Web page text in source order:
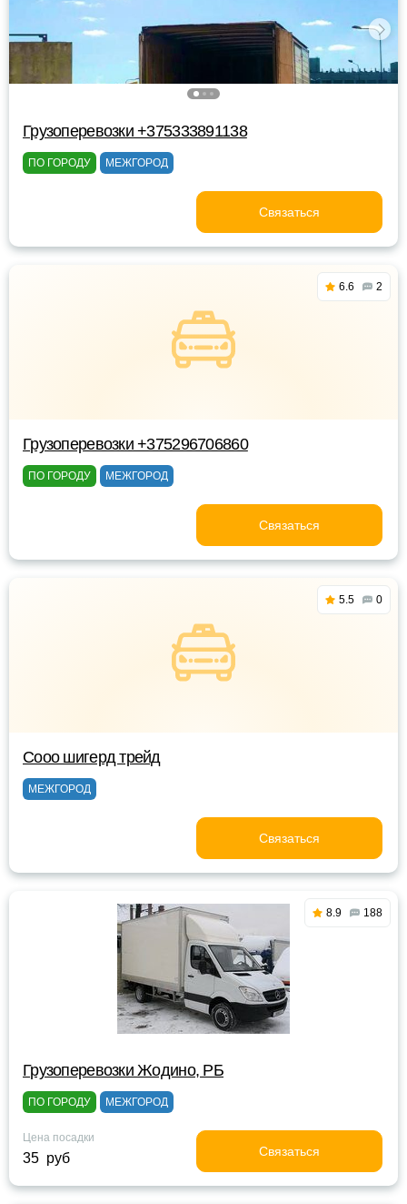
Грузоперевозки +375333891138
ПО ГОРОДУ МЕЖГОРОД
Связаться
6.6 2
Грузоперевозки +375296706860
ПО ГОРОДУ МЕЖГОРОД
Связаться
5.5 0
Сооо шигерд трейд
МЕЖГОРОД
Связаться
8.9 188
Грузоперевозки Жодино, РБ
ПО ГОРОДУ МЕЖГОРОД
Цена посадки
35 руб Связаться